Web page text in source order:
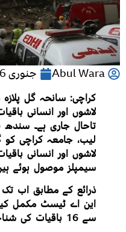
Abul Wara جنوری 26, 2026
کراچی: سانحہ گل
لاشوں اور انسانی
تاحال جاری ہے۔ سندھ
لیب، جامعہ کراچی کو
سیمپلز موصول ہوئے
این اے ٹیسٹ مکمل
سے 16 باقیات کی شناخت ممکن ہو سکی ہے۔